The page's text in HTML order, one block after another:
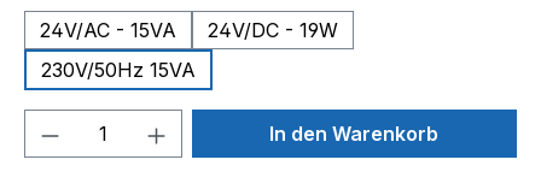
24V/AC - 15VA
24V/DC - 19W
230V/50Hz 15VA
Produkt Anzahl: Gib denIn den Warenkorb